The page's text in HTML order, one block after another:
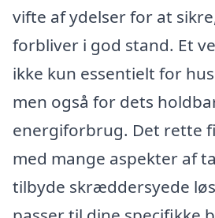
vifte af ydelser for at
forbliver i god stand. Et
ikke kun essentielt for
men også for dets
energiforbrug. Det rette
med mange aspekter af
tilbyde skræddersyede